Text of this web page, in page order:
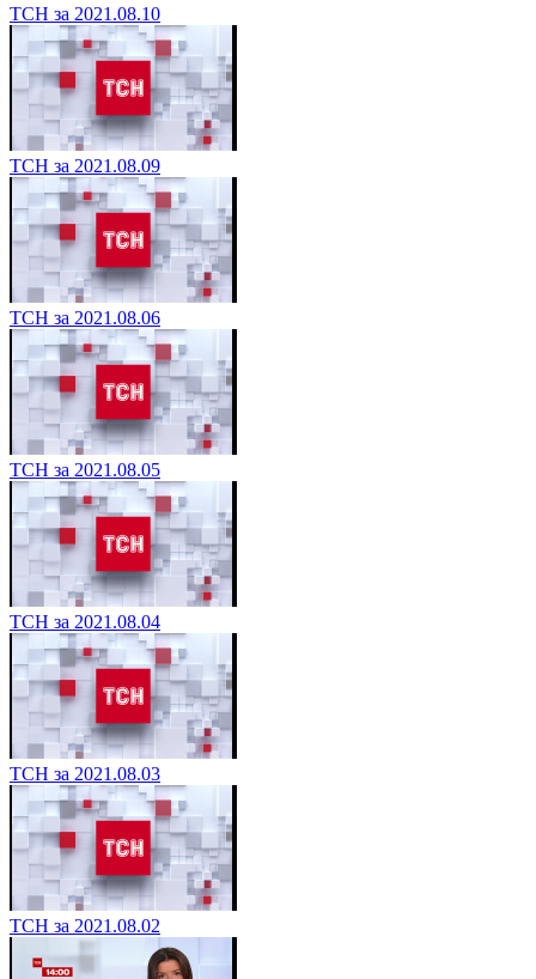
ТСН за 2021.08.10
ТСН за 2021.08.09
ТСН за 2021.08.06
ТСН за 2021.08.05
ТСН за 2021.08.04
ТСН за 2021.08.03
ТСН за 2021.08.02